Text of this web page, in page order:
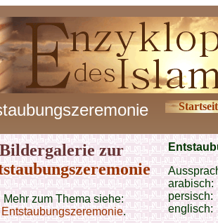
Bildergalerie zur
Mehr zum Thema siehe:
Entstaubungszeremonie.
arabisch:
persisch:
englisch: